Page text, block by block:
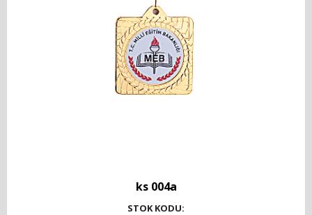
ks 004a
STOK KODU: